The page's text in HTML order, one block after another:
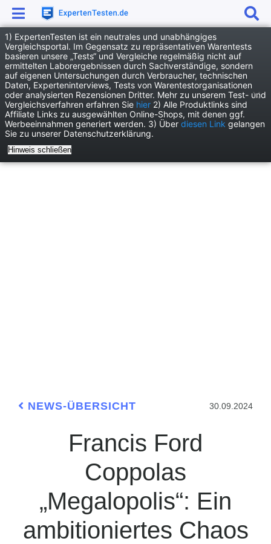
1) ExpertenTesten ist ein neutrales und unabhängiges
Vergleichsportal. Im Gegensatz zu repräsentativen Warentests
basieren unsere „Tests“ und Vergleiche regelmäßig nicht auf
ermittelten Laborergebnissen durch Sachverständige, sondern
auf eigenen Untersuchungen durch Verbraucher, technischen
Daten, Experteninterviews, Tests von Warentestorganisationen
oder analysierten Rezensionen Dritter. Mehr zu unserem Test- und
Vergleichsverfahren erfahren Sie hier 2) Alle Produktlinks sind
Affiliate Links zu ausgewählten Online-Shops, mit denen ggf.
Werbeeinnahmen generiert werden. 3) Über diesen Link gelangen
Sie zu unserer Datenschutzerklärung.
Hinweis schließen
News
Film und Kino News
Francis Ford Coppolas „Megalopolis“: Ein ambitioniertes Chaos
NEWS-ÜBERSICHT 30.09.2024
Francis Ford
Coppolas
„Megalopolis“: Ein
ambitioniertes Chaos